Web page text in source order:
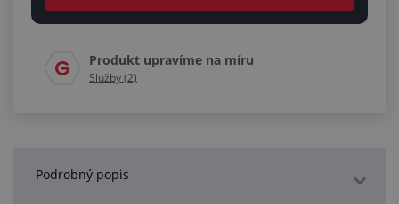
Produkt upravíme na míru
Služby (2)
Podrobný popis